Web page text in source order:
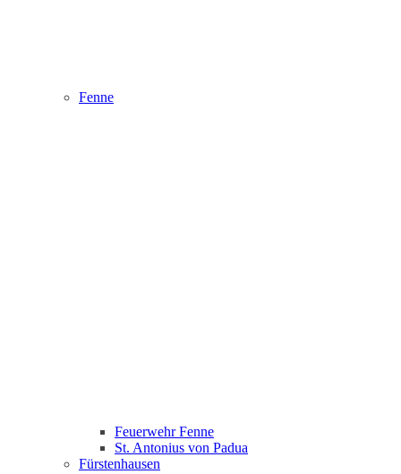
Fenne
Feuerwehr Fenne
St. Antonius von Padua
Fürstenhausen